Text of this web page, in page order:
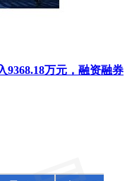
9368.18万元，融资融券